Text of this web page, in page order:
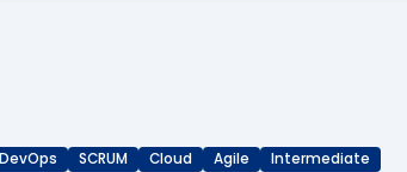
DevOps SCRUM Cloud Agile Intermediate